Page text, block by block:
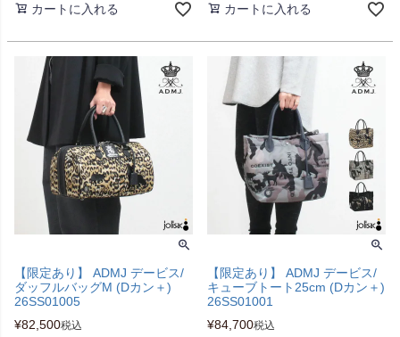
カートに入れる カートに入れる
【限定あり】 ADMJ デービス/
ダッフルバッグM (Dカン＋)
26SS01005
¥82,500税込
【限定あり】 ADMJ デービス/
キューブトート25cm (Dカン＋)
26SS01001
¥84,700税込